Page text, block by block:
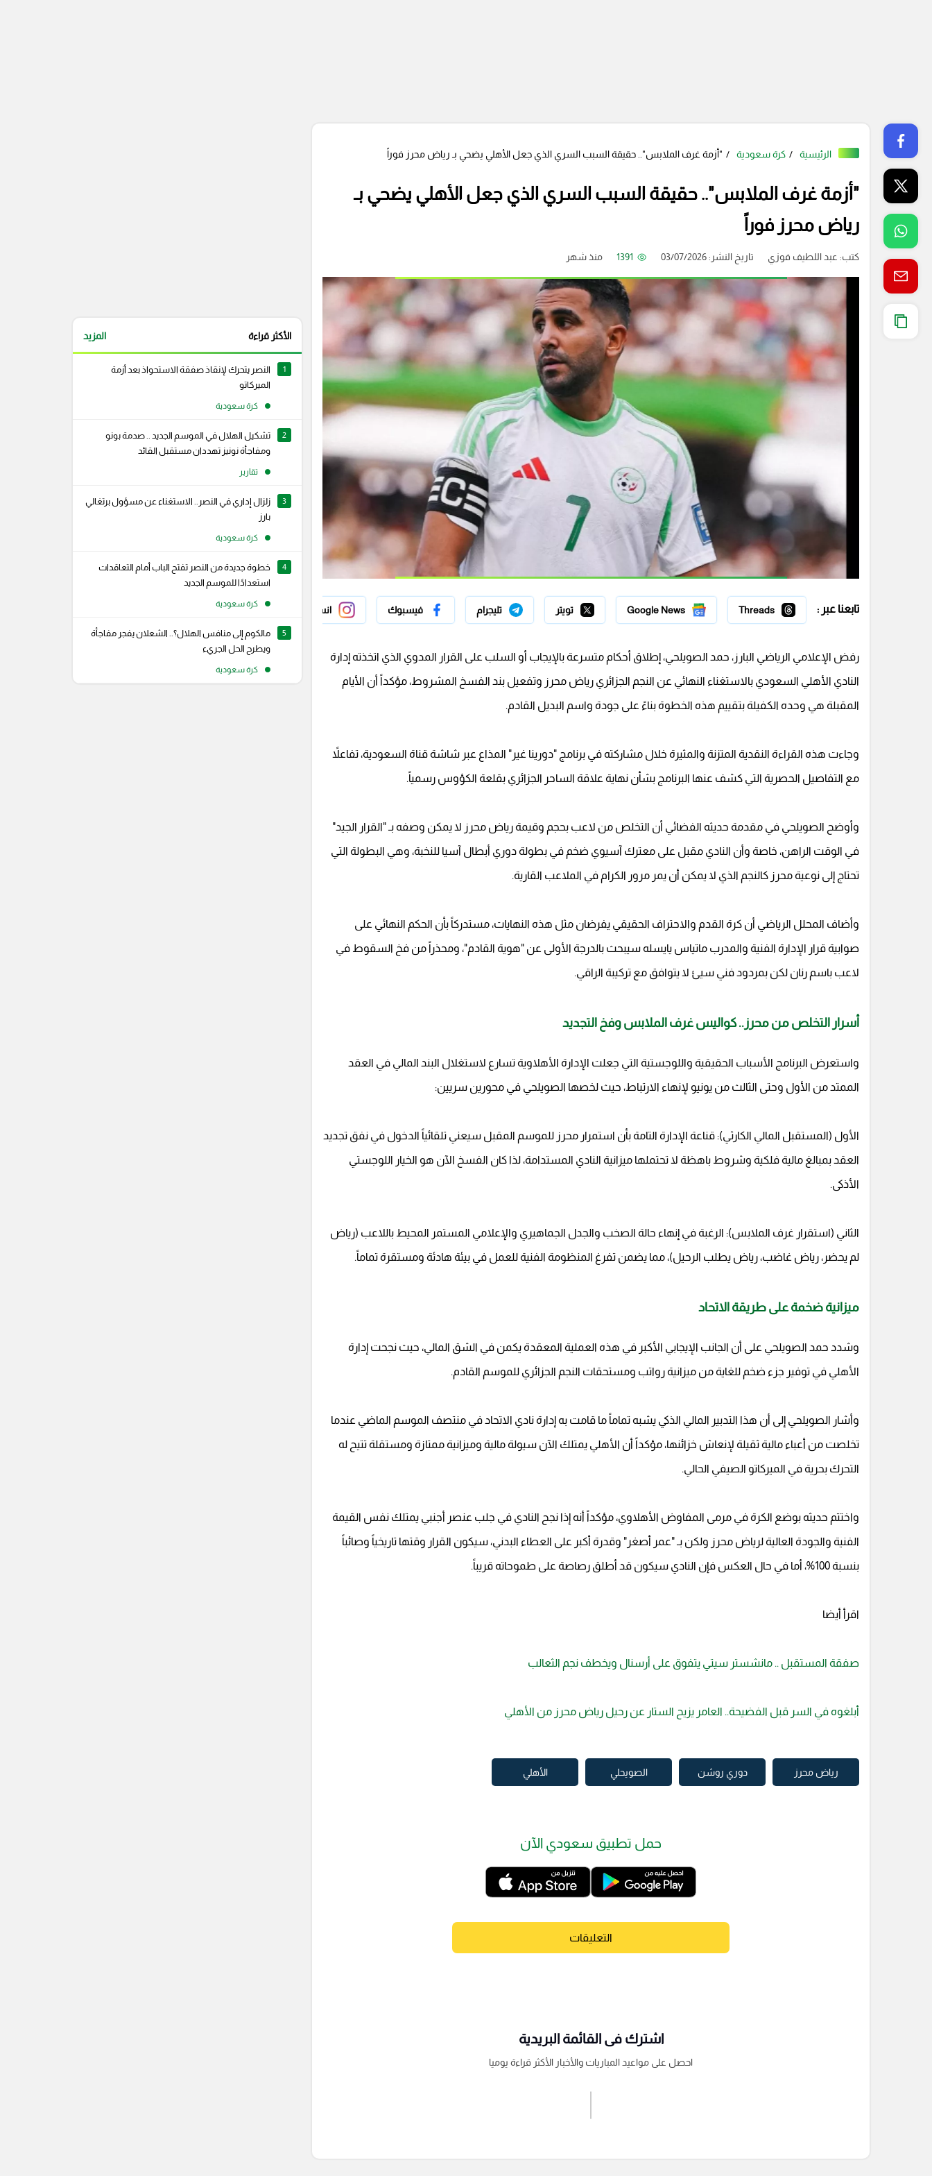
الرئيسية كرة سعودية "أزمة غرف الملابس".. حقيقة السبب السري الذي جعل الأهلي يضحي بـ رياض محرز فوراً
"أزمة غرف الملابس".. حقيقة السبب السري الذي جعل الأهلي يضحي بـ
رياض محرز فوراً
كتب: عبد اللطيف فوزي تاريخ النشر: 03/07/2026 1391 منذ شهر
تابعنا عبر : Threads
Google News تويتر تليجرام فيسبوك انستجرام سناب شات
رفض الإعلامي الرياضي البارز، حمد الصويلحي، إطلاق أحكام متسرعة بالإيجاب أو السلب على القرار المدوي الذي اتخذته إدارة
النادي الأهلي السعودي بالاستغناء النهائي عن النجم الجزائري رياض محرز وتفعيل بند الفسخ المشروط، مؤكداً أن الأيام
المقبلة هي وحده الكفيلة بتقييم هذه الخطوة بناءً على جودة واسم البديل القادم.
وجاءت هذه القراءة النقدية المتزنة والمثيرة خلال مشاركته في برنامج "دورينا غير" المذاع عبر شاشة قناة السعودية، تفاعلاً
مع التفاصيل الحصرية التي كشف عنها البرنامج بشأن نهاية علاقة الساحر الجزائري بقلعة الكؤوس رسمياً.
وأوضح الصويلحي في مقدمة حديثه الفضائي أن التخلص من لاعب بحجم وقيمة رياض محرز لا يمكن وصفه بـ "القرار الجيد"
في الوقت الراهن، خاصة وأن النادي مقبل على معترك آسيوي ضخم في بطولة دوري أبطال آسيا للنخبة، وهي البطولة التي
تحتاج إلى نوعية محرز كالنجم الذي لا يمكن أن يمر مرور الكرام في الملاعب القارية.
وأضاف المحلل الرياضي أن كرة القدم والاحتراف الحقيقي يفرضان مثل هذه النهايات، مستدركاً بأن الحكم النهائي على
صوابية قرار الإدارة الفنية والمدرب ماتياس يايسله سيبحث بالدرجة الأولى عن "هوية القادم"، ومحذراً من فخ السقوط في
لاعب باسم رنان لكن بمردود فني سيئ لا يتوافق مع تركيبة الراقي.
أسرار التخلص من محرز.. كواليس غرف الملابس وفخ التجديد
واستعرض البرنامج الأسباب الحقيقية واللوجستية التي جعلت الإدارة الأهلاوية تسارع لاستغلال البند المالي في العقد
الممتد من الأول وحتى الثالث من يونيو لإنهاء الارتباط، حيث لخصها الصويلحي في محورين سريين:
الأول (المستقبل المالي الكارثي): قناعة الإدارة التامة بأن استمرار محرز للموسم المقبل سيعني تلقائياً الدخول في نفق تجديد
العقد بمبالغ مالية فلكية وشروط باهظة لا تحتملها ميزانية النادي المستدامة، لذا كان الفسخ الآن هو الخيار اللوجستي
الأذكى.
الثاني (استقرار غرف الملابس): الرغبة في إنهاء حالة الصخب والجدل الجماهيري والإعلامي المستمر المحيط باللاعب (رياض
لم يحضر، رياض غاضب، رياض يطلب الرحيل)، مما يضمن تفرغ المنظومة الفنية للعمل في بيئة هادئة ومستقرة تماماً.
ميزانية ضخمة على طريقة الاتحاد
وشدد حمد الصويلحي على أن الجانب الإيجابي الأكبر في هذه العملية المعقدة يكمن في الشق المالي، حيث نجحت إدارة
الأهلي في توفير جزء ضخم للغاية من ميزانية رواتب ومستحقات النجم الجزائري للموسم القادم.
وأشار الصويلحي إلى أن هذا التدبير المالي الذكي يشبه تماماً ما قامت به إدارة نادي الاتحاد في منتصف الموسم الماضي عندما
تخلصت من أعباء مالية ثقيلة لإنعاش خزائنها، مؤكداً أن الأهلي يمتلك الآن سيولة مالية وميزانية ممتازة ومستقلة تتيح له
التحرك بحرية في الميركاتو الصيفي الحالي.
واختتم حديثه بوضع الكرة في مرمى المفاوض الأهلاوي، مؤكداً أنه إذا نجح النادي في جلب عنصر أجنبي يمتلك نفس القيمة
الفنية والجودة العالية لرياض محرز ولكن بـ "عمر أصغر" وقدرة أكبر على العطاء البدني، سيكون القرار وقتها تاريخياً وصائباً
بنسبة 100%، أما في حال العكس فإن النادي سيكون قد أطلق رصاصة على طموحاته قريباً.
اقرأ أيضا
صفقة المستقبل .. مانشستر سيتي يتفوق على أرسنال ويخطف نجم الثعالب
أبلغوه في السر قبل الفضيحة.. العامر يزيح الستار عن رحيل رياض محرز من الأهلي
رياض محرز دوري روشن الصويحلي الأهلي
حمل تطبيق سعودي الآن
التعليقات
اشترك فى القائمة البريدية
احصل على مواعيد المباريات والأخبار الأكثر قراءة يوميا
الأكثر قراءة المزيد
1
النصر يتحرك لإنقاذ صفقة الاستحواذ بعد أزمة
الميركاتو
كرة سعودية
2
تشكيل الهلال في الموسم الجديد .. صدمة بونو
ومفاجأة نونيز تهددان مستقبل القائد
تقارير
3
زلزال إداري في النصر.. الاستغناء عن مسؤول برتغالي
بارز
كرة سعودية
4
خطوة جديدة من النصر تفتح الباب أمام التعاقدات
استعدادًا للموسم الجديد
كرة سعودية
5
مالكوم إلى منافس الهلال؟.. الشعلان يفجر مفاجأة
ويطرح الحل الجريء
كرة سعودية